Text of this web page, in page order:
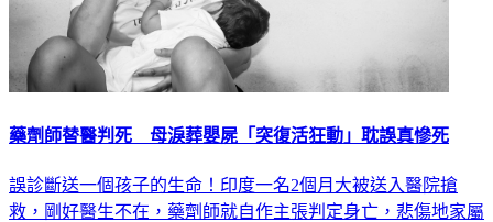
藥劑師替醫判死 母淚葬嬰屍「突復活狂動」耽誤真慘死
誤診斷送一個孩子的生命！印度一名2個月大被送入醫院搶
救，剛好醫生不在，藥劑師就自作主張判定身亡，悲傷地家屬